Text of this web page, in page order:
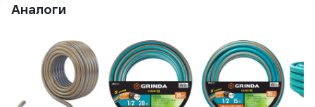
Аналоги